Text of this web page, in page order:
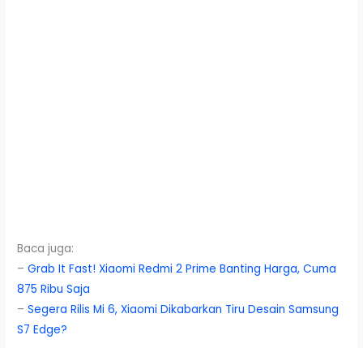
Baca juga:
–Grab It Fast! Xiaomi Redmi 2 Prime Banting Harga, Cuma
875 Ribu Saja
–Segera Rilis Mi 6, Xiaomi Dikabarkan Tiru Desain Samsung
S7 Edge?